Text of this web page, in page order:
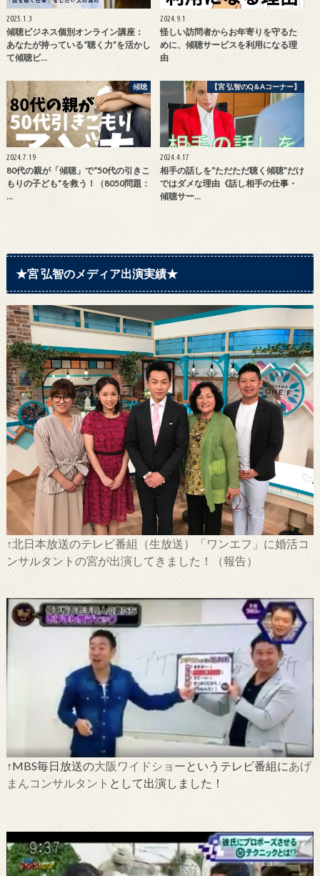
2025.1.3
傾聴ビジネス個別オンライン講座：
あなたが持っている“聴く力”を活かし
て傾聴ビ…
2024.9.1
怪しい訪問者からお年寄りを守るた
めに、傾聴サービスを利用になる理
由
傾聴
2024.7.19
80代の親が「傾聴」で“50代の引きこ
もりの子ども”を救う！（8050問題：
…
【宮 弘智のQ＆Aコーナー】
2024.4.17
相手の話しを“ただただ聴く傾聴”だけ
ではダメな理由《話し相手の仕事・
傾聴サー…
★宮 弘智のメディア出演実績★
↑北日本放送のテレビ番組（生放送）「ワンエフ」に婚活コ
ンサルタントの宮が出演してきました！（報告）
↑MBS毎日放送の大阪ワイドショー というテレビ番組にあげ
まんコンサルタント として出演しました！